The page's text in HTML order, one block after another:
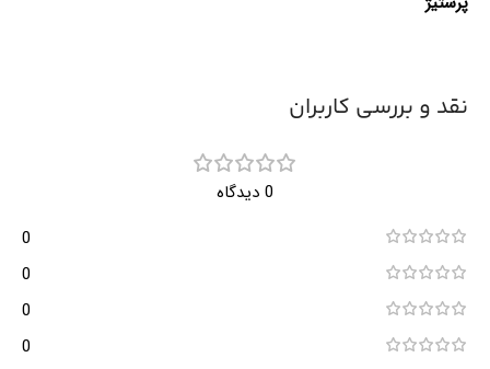
نقد و بررسی کاربران
0 دیدگاه
0
0
0
0